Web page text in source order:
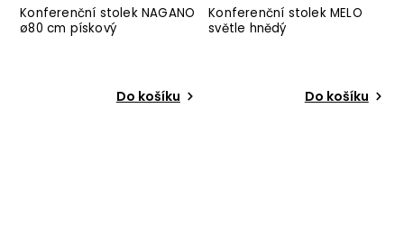
Konferenční stolek NAGANO
ø80 cm pískový
Do košíku
Konferenční stolek MELO
světle hnědý
Do košíku